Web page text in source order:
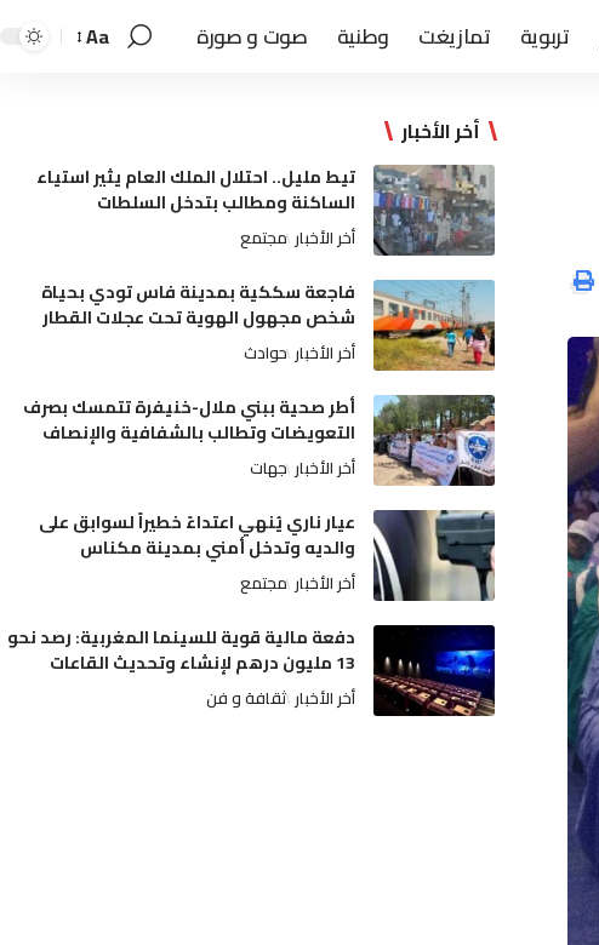
تربوية تمازيغت وطنية صوت و صورة Aa
أخر الأخبار
تيط مليل.. احتلال الملك العام يثير استياء
الساكنة ومطالب بتدخل السلطات
أخر الأخبار مجتمع
فاجعة سككية بمدينة فاس تودي بحياة
شخص مجهول الهوية تحت عجلات القطار
أخر الأخبار حوادث
أطر صحية ببني ملال-خنيفرة تتمسك بصرف
التعويضات وتطالب بالشفافية والإنصاف
أخر الأخبار جهات
عيار ناري يُنهي اعتداءً خطيراً لسوابق على
والديه وتدخل أمني بمدينة مكناس
أخر الأخبار مجتمع
دفعة مالية قوية للسينما المغربية: رصد نحو
13 مليون درهم لإنشاء وتحديث القاعات
أخر الأخبار ثقافة و فن